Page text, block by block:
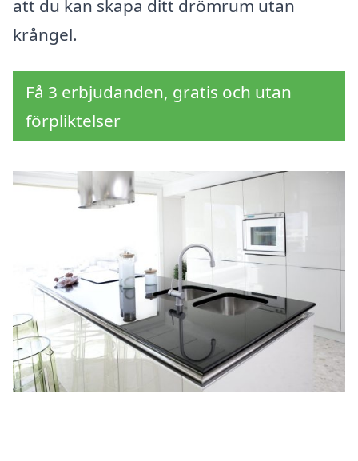
att du kan skapa ditt drömrum utan
krångel.
Få 3 erbjudanden, gratis och utan
förpliktelser